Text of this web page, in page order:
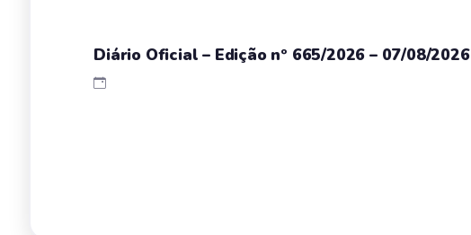
Diário Oficial – Edição nº 665/2026 – 07/08/2026